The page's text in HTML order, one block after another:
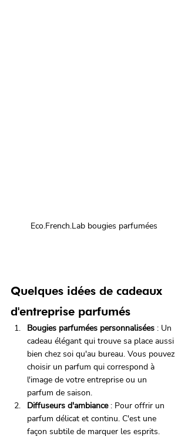
Eco.French.Lab bougies parfumées
Quelques idées de cadeaux
d'entreprise parfumés
Bougies parfumées personnalisées : Un
cadeau élégant qui trouve sa place aussi
bien chez soi qu'au bureau. Vous pouvez
choisir un parfum qui correspond à
l'image de votre entreprise ou un
parfum de saison.
Diffuseurs d'ambiance : Pour offrir un
parfum délicat et continu. C'est une
façon subtile de marquer les esprits.